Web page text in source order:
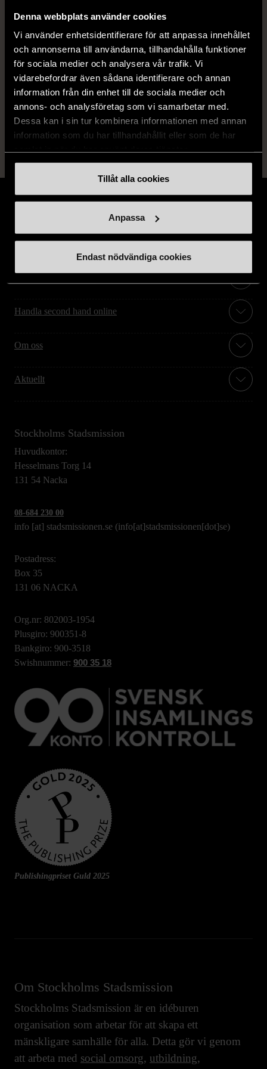
Denna webbplats använder cookies
Vi använder enhetsidentifierare för att anpassa innehållet
och annonserna till användarna, tillhandahålla funktioner
för sociala medier och analysera vår trafik. Vi
vidarebefordrar även sådana identifierare och annan
information från din enhet till de sociala medier och
annons- och analysföretag som vi samarbetar med.
Dessa kan i sin tur kombinera informationen med annan
information som du har tillhandahållit eller som de har
Tillåt alla cookies
Anpassa
Endast nödvändiga cookies
Produkten är unik och finns enbart som 1 st i lager.
Fri frakt på alla köp över 990 kr.
14 dagars ångerrät.
Stöd oss
Handla second hand online
Om oss
Aktuellt
Stockholms Stadsmission
Huvudkontor:
Hesselmans Torg 14
131 54 Nacka
08-684 230 00
info [at] stadsmissionen.se (info[at]stadsmissionen[dot]se)
Postadress:
Box 35
131 06 NACKA
Org.nr: 802003-1954
Plusgiro: 900351-8
Bankgiro: 900-3518
Swishnummer: 900 35 18
Publishingpriset Guld 2025
Om Stockholms Stadsmission
Stockholms Stadsmission är en idéburen
organisation som arbetar för att skapa ett
mänskligare samhälle för alla. Detta gör vi genom
att arbeta med social omsorg, utbildning,